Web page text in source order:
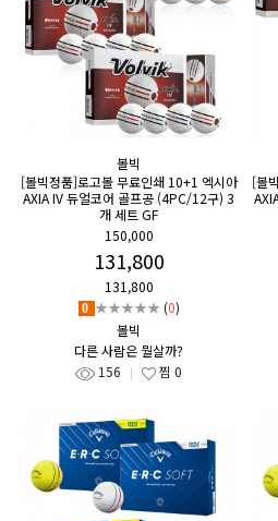
볼빅
[볼빅정품]로고볼 무료인쇄 10+1 엑시아
AXIA IV 듀얼코어 골프공 (4PC/12구) 3
개 세트 GF
150,000
131,800
131,800
0 ★★★★★ (0)
볼빅
다른 사람은 뭘살까?
156
찜 0
[볼